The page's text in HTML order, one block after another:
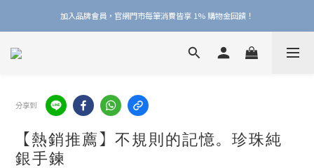
加入品牌會員，官網門市每筆消費皆享 1% 購物金回饋！
加入品牌會員，官網門市每筆消費皆享 1% 購物金回饋！
線上線下皆可累積 & 折抵購物金，再送 $50 入會禮
分享到
【熱銷推薦】不規則的記憶。珍珠純
銀手鍊